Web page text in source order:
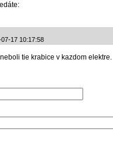
17 10:17:58
tie krabice v kazdom elektre.